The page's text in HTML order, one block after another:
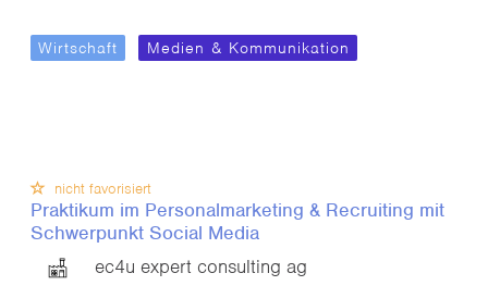
Wirtschaft Medien & Kommunikation
nicht favorisiert
Praktikum im Personalmarketing & Recruiting mit
Schwerpunkt Social Media
ec4u expert consulting ag